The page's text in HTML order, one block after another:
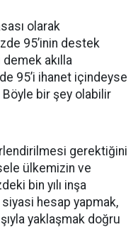
olarak
95’inin destek
akılla
95’i ihanet içindeyse
bir şey olabilir
gerektiğini
ülkemizin ve
bin yılı inşa
hesap yapmak,
yaklaşmak doğru